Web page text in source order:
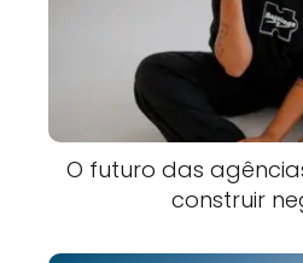
O futuro das
construir